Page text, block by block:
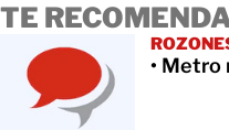
TE
• Metro